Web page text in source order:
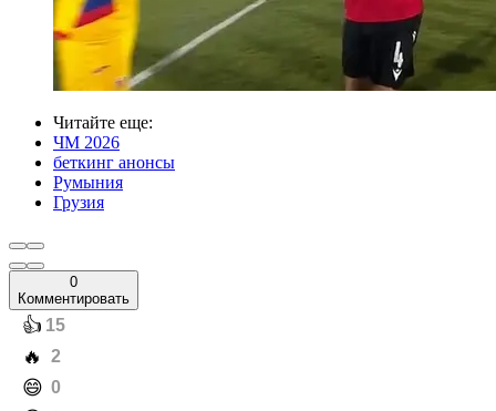
Читайте еще:
ЧМ 2026
беткинг анонсы
Румыния
Грузия
0
Комментировать
️👍 15
️🔥 2
️😄 0